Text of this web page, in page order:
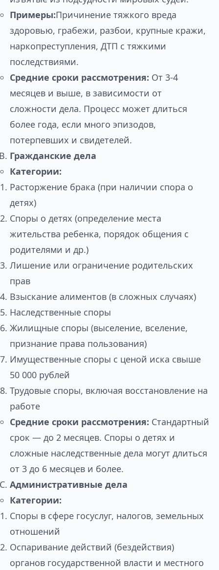
Примеры:Причинение тяжкого вреда
здоровью, грабежи, разбои, крупные кражи,
наркопреступления, ДТП с тяжкими
последствиями.
Средние сроки рассмотрения: От 3-4
месяцев и выше, в зависимости от
сложности дела. Процесс может длиться
более года, если много эпизодов,
потерпевших и свидетелей.
Гражданские дела
Категории:
Расторжение брака (при наличии спора о
детях)
Споры о детях (определение места
жительства ребенка, порядок общения с
родителями и др.)
Лишение или ограничение родительских
прав
Взыскание алиментов (в сложных случаях)
Наследственные споры
Жилищные споры (выселение, вселение,
признание права пользования)
Имущественные споры с ценой иска свыше
50 000 рублей
Трудовые споры, включая восстановление на
работе
Средние сроки рассмотрения: Стандартный
срок — до 2 месяцев. Споры о детях и
сложные наследственные дела могут длиться
от 3 до 6 месяцев и более.
Административные дела
Категории:
Споры в сфере госуслуг, налогов, земельных
отношений
Оспаривание действий (бездействия)
органов государственной власти и местного